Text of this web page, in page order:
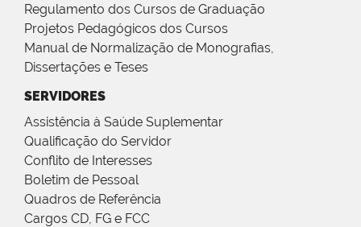
Regulamento dos Cursos de Graduação
Projetos Pedagógicos dos Cursos
Manual de Normalização de Monografias,
Dissertações e Teses
SERVIDORES
Assistência à Saúde Suplementar
Qualificação do Servidor
Conflito de Interesses
Boletim de Pessoal
Quadros de Referência
Cargos CD, FG e FCC